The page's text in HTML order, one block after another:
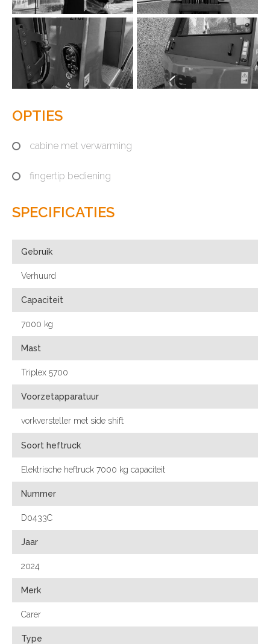
OPTIES
cabine met verwarming
fingertip bediening
SPECIFICATIES
Gebruik
Verhuurd
Capaciteit
7000 kg
Mast
Triplex 5700
Voorzetapparatuur
vorkversteller met side shift
Soort heftruck
Elektrische heftruck 7000 kg capaciteit
Nummer
D0433C
Jaar
2024
Merk
Carer
Type